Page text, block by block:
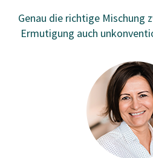
Genau die richtige Mischung
Ermutigung auch